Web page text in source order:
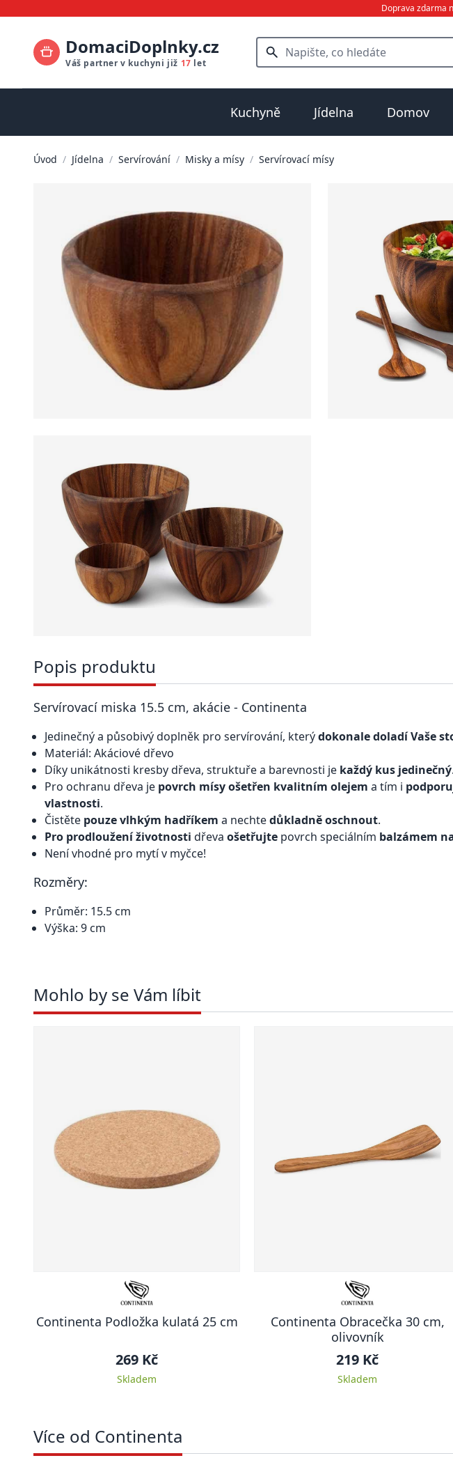
Doprava zdarma
DomaciDoplnky.cz
Váš partner v kuchyni již 17 let
Kuchyně Jídelna Domov
Úvod / Jídelna / Servírování / Misky a mísy / Servírovací mísy
Popis produktu
Servírovací miska 15.5 cm, akácie - Continenta
Jedinečný a působivý doplněk pro servírování, kterýdokonale doladí Vaše
Materiál: Akáciové dřevo
Díky unikátnosti kresby dřeva, struktuře a barevnosti je každý kus jedinečný.
Pro ochranu dřeva je povrch mísy ošetřen kvalitním olejem a tím i
vlastnosti.
Čistěte pouze vlhkým hadříkem a nechtedůkladně oschnout.
Pro prodloužení životnosti dřeva ošetřujte povrch speciálním balzámem
Není vhodné pro mytí v myčce!
Rozměry:
Průměr: 15.5 cm
Výška: 9 cm
Mohlo by se Vám líbit
Continenta Podložka kulatá 25 cm
269 Kč
Skladem
Continenta Obracečka 30 cm,
olivovník
219 Kč
Skladem
Více od Continenta